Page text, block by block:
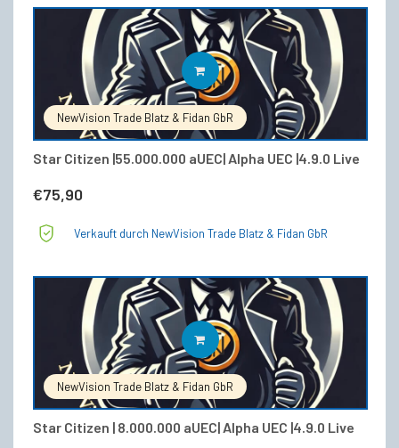
NewVision Trade Blatz & Fidan GbR
Star Citizen |55.000.000 aUEC| Alpha UEC |4.9.0 Live
€75,90
IN DEN WARENKORB
Verkauft durch NewVision Trade Blatz & Fidan GbR
NewVision Trade Blatz & Fidan GbR
Star Citizen | 8.000.000 aUEC| Alpha UEC |4.9.0 Live
IN DEN WARENKORB